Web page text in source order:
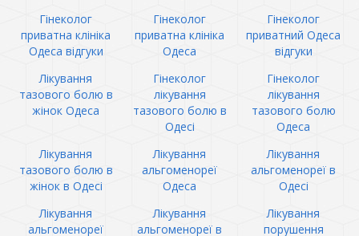
Гінеколог
приватна клініка
Одеса відгуки
Гінеколог
приватна клініка
Одеса
Гінеколог
приватний Одеса
відгуки
Лікування
тазового болю в
жінок Одеса
Гінеколог
лікування
тазового болю в
Одесі
Гінеколог
лікування
тазового болю
Одеса
Лікування
тазового болю в
жінок в Одесі
Лікування
альгоменореї
Одеса
Лікування
альгоменореї в
Одесі
Лікування
альгоменореї
Лікування
альгоменореї в
Лікування
порушення